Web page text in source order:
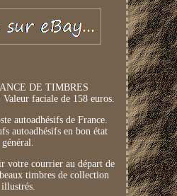
DE TIMBRES
faciale de 158 euros.
autoadhésifs de France.
autoadhésifs en bon état
général.
votre courrier au départ de
timbres de collection
illustrés.